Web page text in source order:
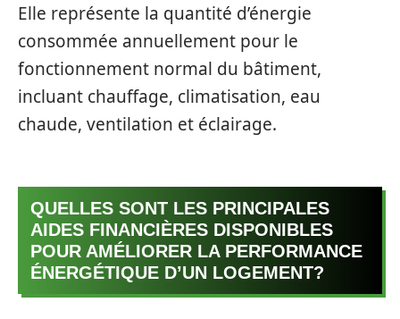
Elle représente la quantité d’énergie
consommée annuellement pour le
fonctionnement normal du bâtiment,
incluant chauffage, climatisation, eau
chaude, ventilation et éclairage.
QUELLES SONT LES PRINCIPALES
AIDES FINANCIÈRES DISPONIBLES
POUR AMÉLIORER LA PERFORMANCE
ÉNERGÉTIQUE D’UN LOGEMENT?